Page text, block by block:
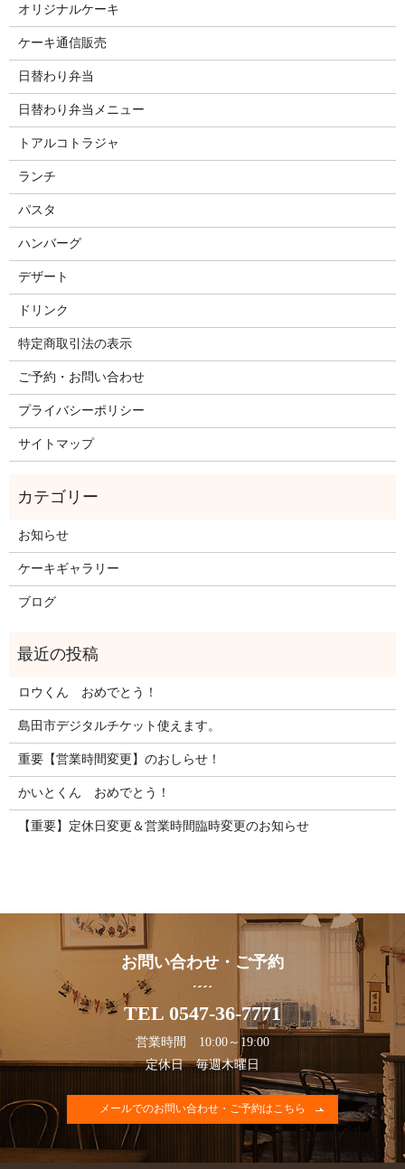
オリジナルケーキ
ケーキ通信販売
日替わり弁当
日替わり弁当メニュー
トアルコトラジャ
ランチ
パスタ
ハンバーグ
デザート
ドリンク
特定商取引法の表示
ご予約・お問い合わせ
プライバシーポリシー
サイトマップ
お知らせ
ケーキギャラリー
ブログ
ロウくん おめでとう！
島田市デジタルチケット使えます。
重要【営業時間変更】のおしらせ！
かいとくん おめでとう！
【重要】定休日変更＆営業時間臨時変更のお知らせ
お問い合わせ・ご予約
TEL 0547-36-7771
営業時間 10:00～19:00
定休日 毎週木曜日
メールでのお問い合わせ・ご予約はこちら